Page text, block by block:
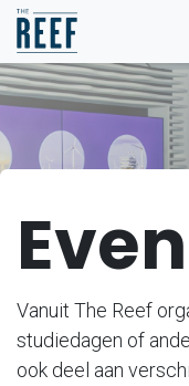
Overslaan naar inhoud
Vanuit The Reef
studiedagen of
ook deel aan